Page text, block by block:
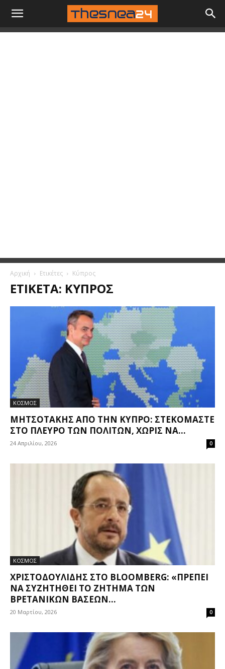
Αρχική Ετικέτες Κύπρος
ΕΤΙΚΈΤΑ: ΚΎΠΡΟΣ
ΚΟΣΜΟΣ
ΜΗΤΣΟΤΆΚΗΣ ΑΠΌ ΤΗΝ ΚΎΠΡΟ: ΣΤΕΚΌΜΑΣΤΕ
ΣΤΟ ΠΛΕΥΡΌ ΤΩΝ ΠΟΛΙΤΏΝ, ΧΩΡΊΣ ΝΑ...
24 Απριλίου, 2026 0
ΚΟΣΜΟΣ
ΧΡΙΣΤΟΔΟΥΛΊΔΗΣ ΣΤΟ BLOOMBERG: «ΠΡΈΠΕΙ
ΝΑ ΣΥΖΗΤΗΘΕΊ ΤΟ ΖΉΤΗΜΑ ΤΩΝ
ΒΡΕΤΑΝΙΚΏΝ ΒΆΣΕΩΝ...
20 Μαρτίου, 2026 0